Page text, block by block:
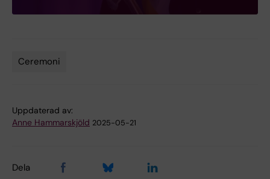
Ceremoni
Uppdaterad av:
Anne Hammarskjöld 2025-05-21
Dela